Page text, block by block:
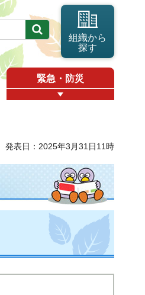
組織から
探す
緊急・防災
発表日：2025年3月31日11時